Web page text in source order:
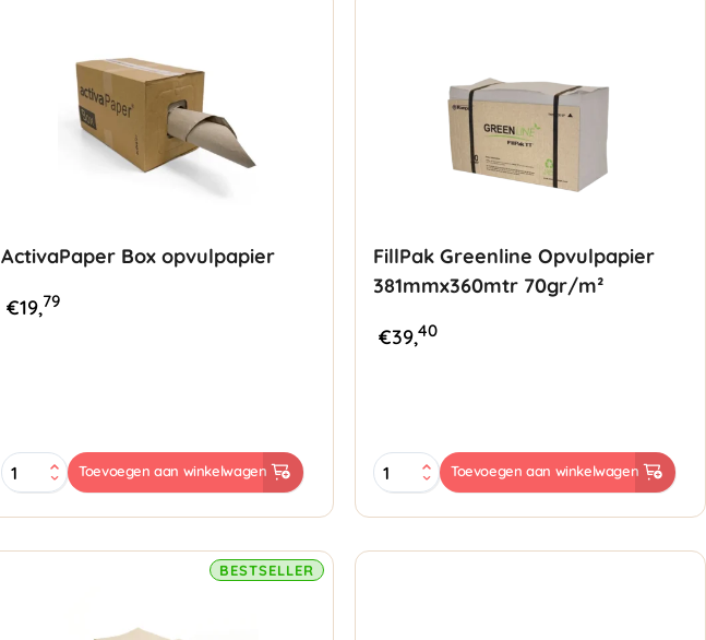
ActivaPaper Box opvulpapier
€19,79
ActivaPaper
Box
-
375mmx250mtr
Toevoegen aan winkelwagen
FillPak Greenline Opvulpapier
381mmx360mtr 70gr/m²
€39,40
FillPak
Greenline
381mmx360mtr
70gr/m²
Toevoegen aan winkelwagen
BESTSELLER